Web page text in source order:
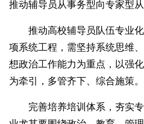
推动辅导员从事务型向专家型从
推动高校辅导员队伍专业化
项系统工程，需坚持系统思维
想政治工作能力为重点，以强
为牵引，多管齐下、综合施策。
完善培养培训体系，夯实专